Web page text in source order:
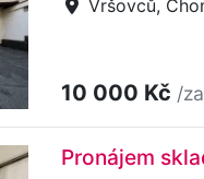
Vršovců,
10 000 Kč /
Pronájem